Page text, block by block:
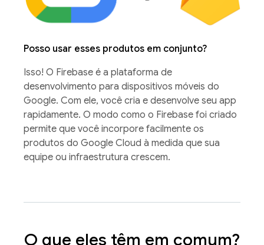
Posso usar esses produtos em conjunto?
Isso! O Firebase é a plataforma de
desenvolvimento para dispositivos móveis do
Google. Com ele, você cria e desenvolve seu app
rapidamente. O modo como o Firebase foi criado
permite que você incorpore facilmente os
produtos do Google Cloud à medida que sua
equipe ou infraestrutura crescem.
O que eles têm em comum?